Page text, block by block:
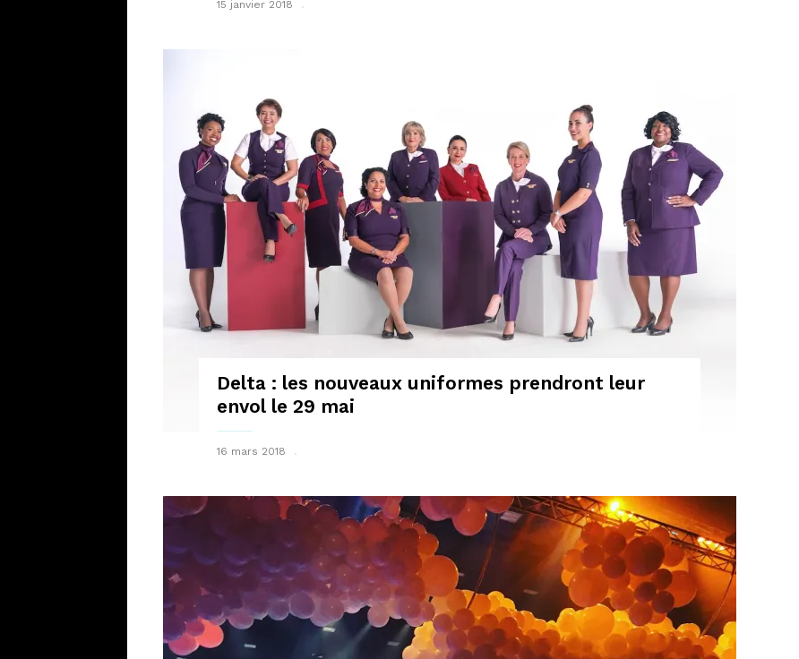
15 janvier 2018
Delta : les nouveaux uniformes prendront leur
envol le 29 mai
16 mars 2018